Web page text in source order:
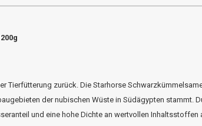
Tierfütterung zurück. Die Starhorse
der nubischen Wüste in Südägypten stammt.
und eine hohe Dichte an wertvollen Inhaltsstoffen